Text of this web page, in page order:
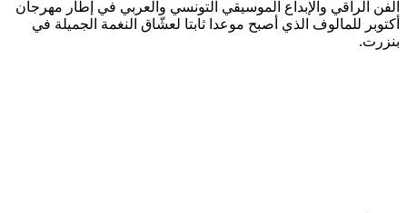
الفن الراقي والإبداع الموسيقي التونسي والعربي في إطار مهرجان
أكتوبر للمالوف الذي أصبح موعدا ثابتا لعشّاق النغمة الجميلة في
بنزرت.